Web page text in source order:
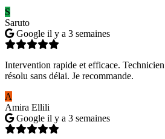
S
Saruto
Google il y a 3 semaines
Intervention rapide et efficace.
résolu sans délai. Je recommande.
A
Amira Ellili
Google il y a 3 semaines